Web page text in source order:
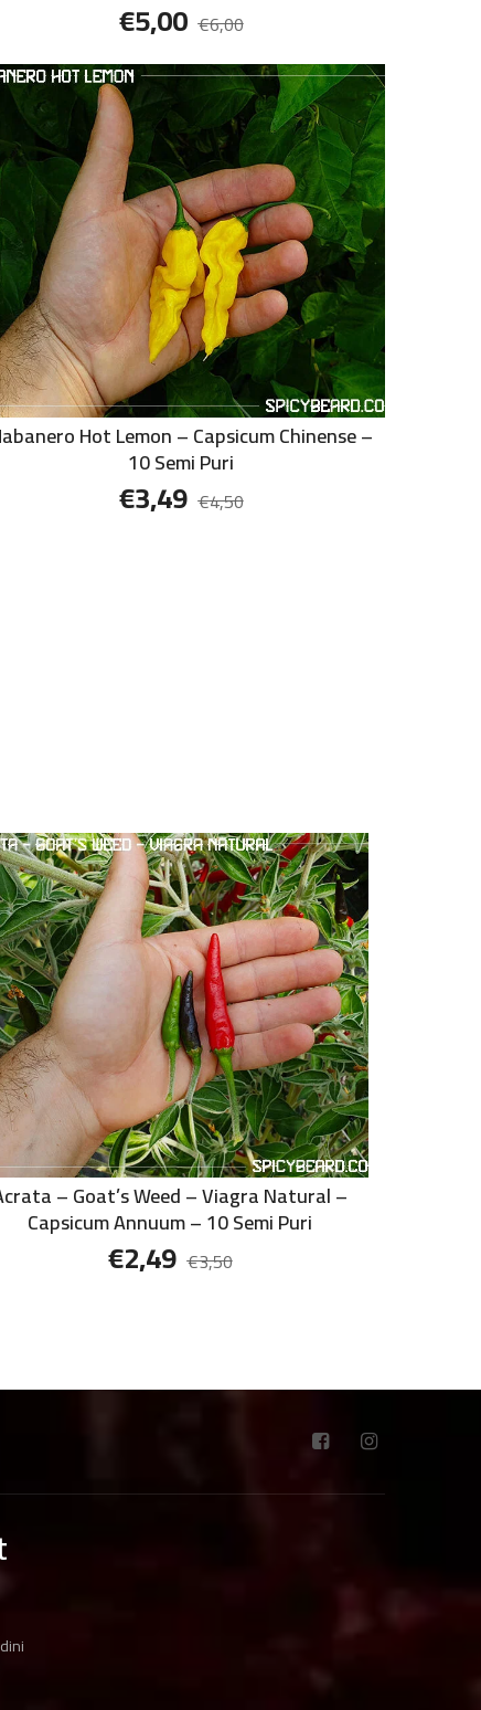
€6,00
€5,00
Hot Lemon – Capsicum Chinense –
10 Semi Puri
€4,50
€3,49
– Goat’s Weed – Viagra Natural –
Capsicum Annuum – 10 Semi Puri
€3,50
€2,49